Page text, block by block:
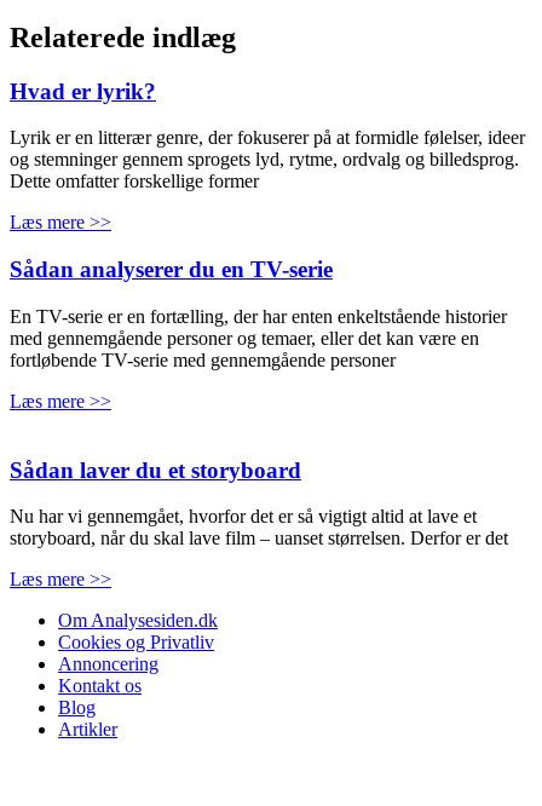
Relaterede indlæg
Hvad er lyrik?
Lyrik er en litterær genre, der fokuserer på at formidle følelser, ideer
og stemninger gennem sprogets lyd, rytme, ordvalg og billedsprog.
Dette omfatter forskellige former
Læs mere >>
Sådan analyserer du en TV-serie
En TV-serie er en fortælling, der har enten enkeltstående historier
med gennemgående personer og temaer, eller det kan være en
fortløbende TV-serie med gennemgående personer
Læs mere >>
Sådan laver du et storyboard
Nu har vi gennemgået, hvorfor det er så vigtigt altid at lave et
storyboard, når du skal lave film – uanset størrelsen. Derfor er det
Læs mere >>
Om Analysesiden.dk
Cookies og Privatliv
Annoncering
Kontakt os
Blog
Artikler